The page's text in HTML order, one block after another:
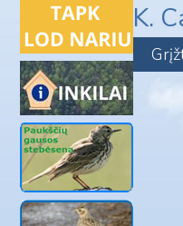
K.